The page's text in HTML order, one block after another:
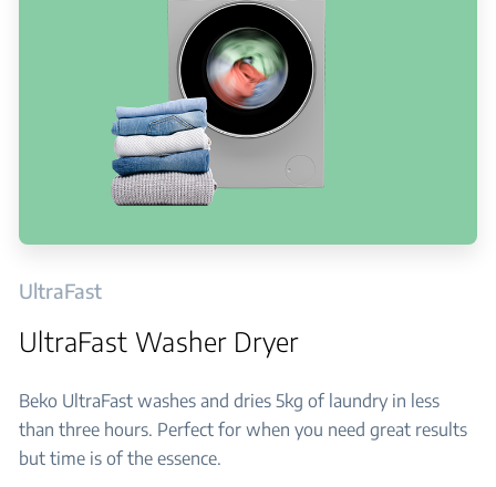
UltraFast
UltraFast Washer Dryer
Beko UltraFast washes and dries 5kg of laundry in less
than three hours. Perfect for when you need great results
but time is of the essence.